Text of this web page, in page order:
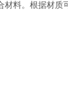
料。根据材质